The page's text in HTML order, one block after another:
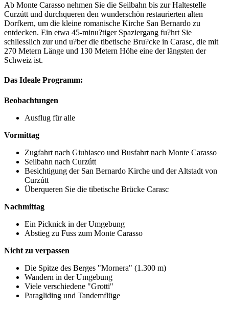
Ab Monte Carasso nehmen Sie die Seilbahn bis zur Haltestelle
Curzútt und durchqueren den wunderschön restaurierten alten
Dorfkern, um die kleine romanische Kirche San Bernardo zu
entdecken. Ein etwa 45-minu?tiger Spaziergang fu?hrt Sie
schliesslich zur und u?ber die tibetische Bru?cke in Carasc, die mit
270 Metern Länge und 130 Metern Höhe eine der längsten der
Schweiz ist.
Das Ideale Programm:
Beobachtungen
Ausflug für alle
Vormittag
Zugfahrt nach Giubiasco und Busfahrt nach Monte Carasso
Seilbahn nach Curzútt
Besichtigung der San Bernardo Kirche und der Altstadt von
Curzútt
Überqueren Sie die tibetische Brücke Carasc
Nachmittag
Ein Picknick in der Umgebung
Abstieg zu Fuss zum Monte Carasso
Nicht zu verpassen
Die Spitze des Berges "Mornera" (1.300 m)
Wandern in der Umgebung
Viele verschiedene "Grotti"
Paragliding und Tandemflüge